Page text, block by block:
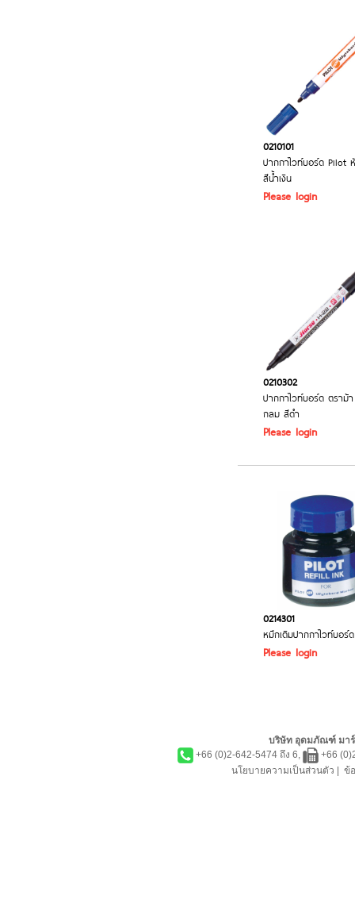
0210101
ปากกาไวท์บอร์ด Pilot
สีน้ำเงิน
Please login
0210302
ปากกาไวท์บอร์ด ตราม้
กลม สีดำ
Please login
0214301
หมึกเติมปากกาไวท์บอร์
Please login
บริษัท อุดมภัณฑ์ มาร์
+66 (0)2-642-5474 ถึง 6,
+66
นโยบายความเป็นส่วนตัว
ข้